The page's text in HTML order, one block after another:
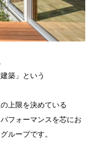
築」という
上限を決めている
フォーマンスを芯にお
ループです。